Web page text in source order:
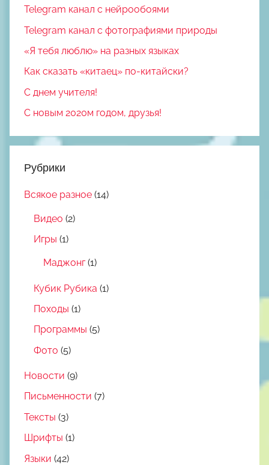
Telegram канал с нейрообоями
Telegram канал с фотографиями природы
«Я тебя люблю» на разных языках
Как сказать «китаец» по-китайски?
С днем учителя!
С новым 2020м годом, друзья!
Рубрики
Всякое разное (14)
Видео (2)
Игры (1)
Маджонг(1)
Кубик Рубика (1)
Походы (1)
Программы (5)
Фото (5)
Новости (9)
Письменности (7)
Тексты (3)
Шрифты (1)
Языки (42)